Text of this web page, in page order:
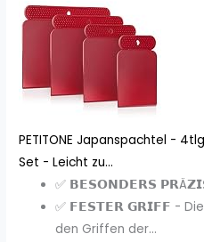
PETITONE Japanspachtel -
Set - Leicht zu...
✅ 𝗕𝗘𝗦𝗢𝗡𝗗𝗘𝗥𝗦
✅ 𝗙𝗘𝗦𝗧𝗘𝗥 𝗚𝗥𝗜𝗙𝗙 - Die
den Griffen der...